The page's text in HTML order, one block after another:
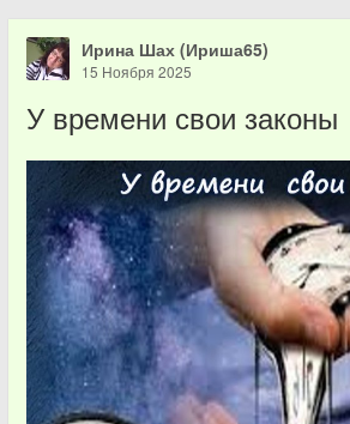
Ирина Шах (Ириша65)
15 Ноября 2025
У времени свои законы